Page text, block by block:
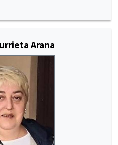
Arana